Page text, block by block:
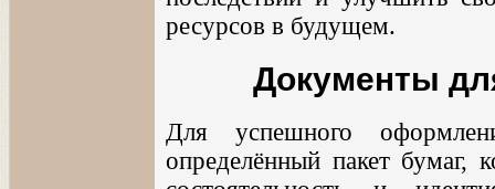
ресурсов в будущем.
Документы
Для успешного
определённый пакет бумаг,